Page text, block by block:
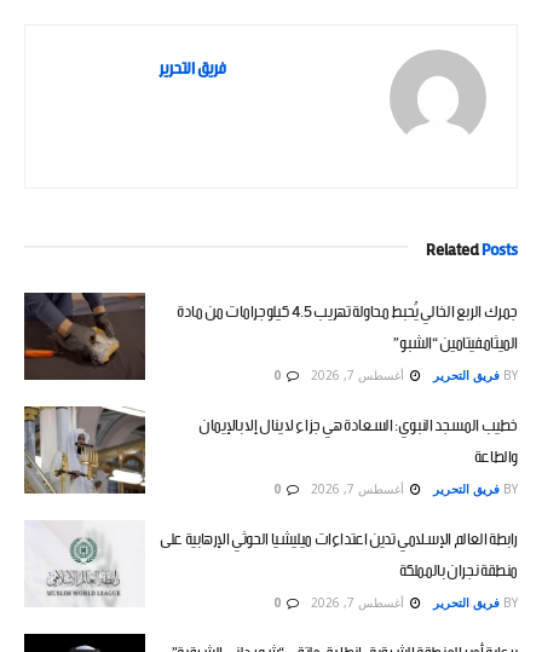
فريق التحرير
RelatedPosts
جمرك الربع الخالي يُحبط محاولة تهريب 4.5 كيلوجرامات من مادة
الميثامفيتامين “الشبو”
BY فريق التحرير أغسطس 7, 2026
خطيب المسجد النبوي: السعادة هي جزاء لا ينال إلا بالإيمان
والطاعة
BY فريق التحرير أغسطس 7, 2026
رابطة العالم الإسلامي تدين اعتداءات ميليشيا الحوثي الإرهابية على
منطقة نجران بالمملكة
BY فريق التحرير أغسطس 7, 2026